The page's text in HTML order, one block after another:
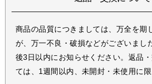
商品の品質につきましては、万全を期
が、万一不良・破損などがございまし
後3日以内にお知らせください。返品
ては、1週間以内、未開封・未使用に限